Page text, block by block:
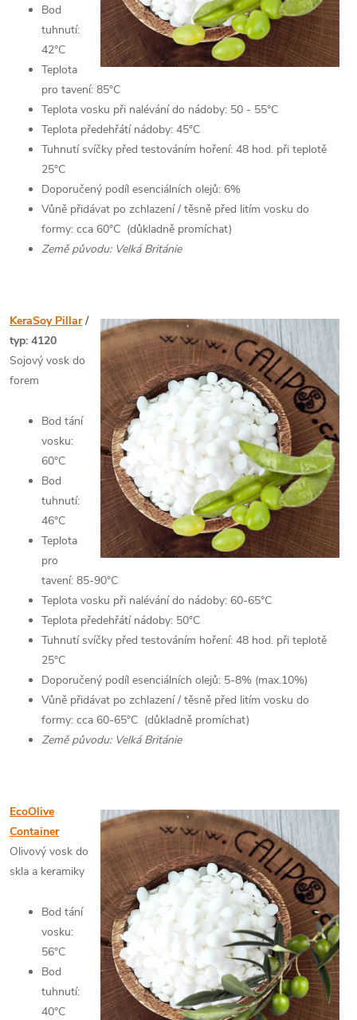
Bod
tuhnutí:
42°C
Teplota
pro tavení: 85°C
Teplota vosku při nalévání do nádoby: 50 - 55°C
Teplota předehřátí nádoby: 45°C
Tuhnutí svíčky před testováním hoření: 48 hod. při teplotě
25°C
Doporučený podíl esenciálních olejů: 6%
Vůně přidávat po zchlazení / těsně před litím vosku do
formy: cca 60°C (důkladně promíchat)
Země původu: Velká Británie
KeraSoy Pillar/
typ: 4120
Sojový vosk do
forem
Bod tání
vosku:
60°C
Bod
tuhnutí:
46°C
Teplota
pro
tavení: 85-90°C
Teplota vosku při nalévání do nádoby: 60-65°C
Teplota předehřátí nádoby: 50°C
Tuhnutí svíčky před testováním hoření: 48 hod. při teplotě
25°C
Doporučený podíl esenciálních olejů: 5-8% (max.10%)
Vůně přidávat po zchlazení / těsně před litím vosku do
formy: cca 60-65°C (důkladně promíchat)
Země původu: Velká Británie
EcoOlive
Container
Olivový vosk do
skla a keramiky
Bod tání
vosku:
56°C
Bod
tuhnutí:
40°C